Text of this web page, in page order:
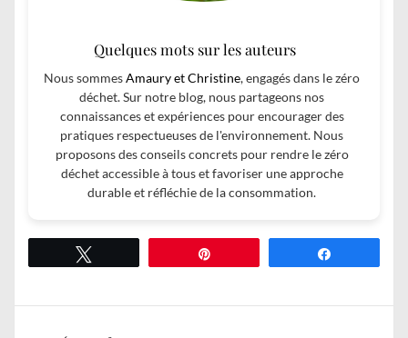
Quelques mots sur les auteurs
Nous sommesAmaury et Christine, engagés dans le zéro
déchet. Sur notre blog, nous partageons nos
connaissances et expériences pour encourager des
pratiques respectueuses de l'environnement. Nous
proposons des conseils concrets pour rendre le zéro
déchet accessible à tous et favoriser une approche
durable et réfléchie de la consommation.